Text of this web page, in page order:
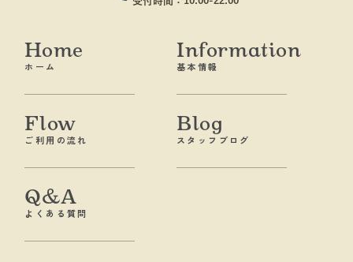
Home
ホーム
Flow
ご利用の流れ
Q&A
よくある質問
Information
基本情報
Blog
スタッフブログ